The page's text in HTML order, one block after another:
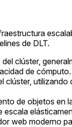
de DLT.
clúster,
de cómputo.
clúster,
de objetos en
escala
web moderno